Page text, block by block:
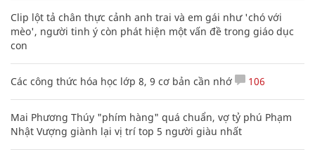
Clip lột tả chân thực cảnh anh trai và em gái như 'chó với
mèo', người tinh ý còn phát hiện một vấn đề trong giáo dục
con
Các công thức hóa học lớp 8, 9 cơ bản cần nhớ 106
Mai Phương Thúy "phím hàng" quá chuẩn, vợ tỷ phú Phạm
Nhật Vượng giành lại vị trí top 5 người giàu nhất